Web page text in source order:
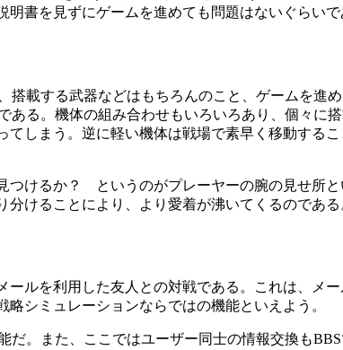
書を見ずにゲームを進めても問題はないぐらいで
載する武器などはもちろんのこと、ゲームを進
る。機体の組み合わせもいろいろあり、個々に
しまう。逆に軽い機体は戦場で素早く移動する
けるか？ というのがプレーヤーの腕の見せ所
けることにより、より愛着が沸いてくるのである
ルを利用した友人との対戦である。これは、メ
シミュレーションならではの機能といえよう。
だ。また、ここではユーザー同士の情報交換も